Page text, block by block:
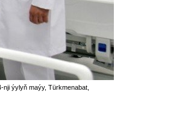
nji ýylyň maýy, Türkmenabat,